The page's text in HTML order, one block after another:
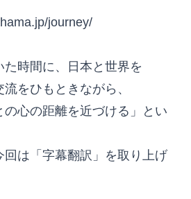
journey/
た時間に、日本と世界を
をひもときながら、
心の距離を近づける」とい
回は「字幕翻訳」を取り上げ